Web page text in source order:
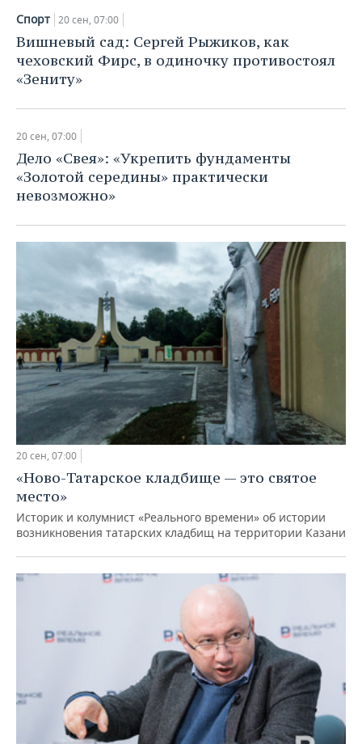
Спорт 20 сен, 07:00
Вишневый сад: Сергей Рыжиков, как
чеховский Фирс, в одиночку противостоял
«Зениту»
20 сен, 07:00
Дело «Свея»: «Укрепить фундаменты
«Золотой середины» практически
невозможно»
20 сен, 07:00
«Ново-Татарское кладбище — это святое
место»
Историк и колумнист «Реального времени» об истории
возникновения татарских кладбищ на территории Казани